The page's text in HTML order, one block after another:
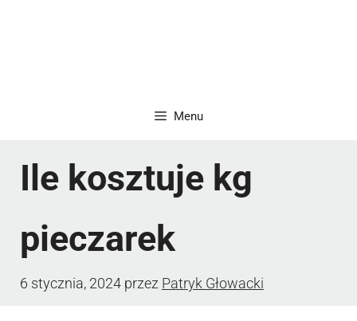
Menu
Ile kosztuje kg
pieczarek
6 stycznia, 2024 przez Patryk Głowacki